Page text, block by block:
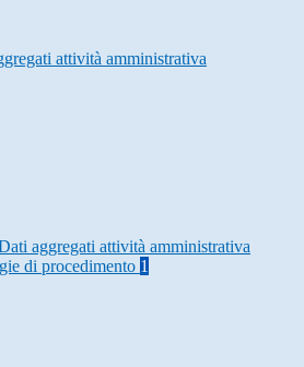
attività amministrativa
aggregati attività amministrativa
di procedimento 1